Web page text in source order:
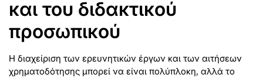
και του διδακτικού
προσωπικού
Η διαχείριση των ερευνητικών έργων και των αιτήσεων
χρηματοδότησης μπορεί να είναι πολύπλοκη, αλλά το